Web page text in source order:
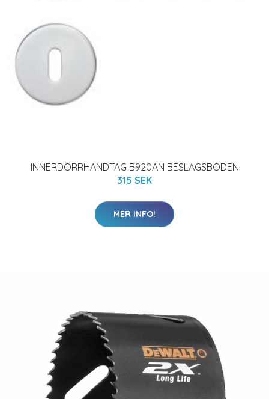
INNERDÖRRHANDTAG B920AN BESLAGSBODEN
315 SEK
MER INFO!